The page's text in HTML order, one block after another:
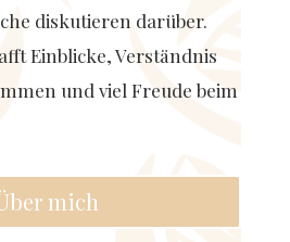
diskutieren darüber.
Einblicke, Verständnis
und viel Freude beim
mich